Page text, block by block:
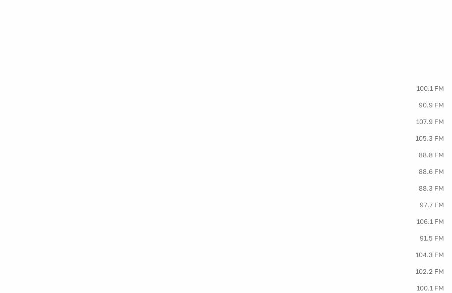
100.1 FM
90.9 FM
107.9 FM
105.3 FM
88.8 FM
88.6 FM
88.3 FM
97.7 FM
106.1 FM
91.5 FM
104.3 FM
102.2 FM
100.1 FM